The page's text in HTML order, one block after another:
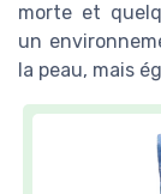
morte et
un
la peau, mais